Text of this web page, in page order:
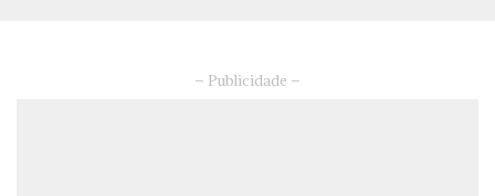
– Publicidade –